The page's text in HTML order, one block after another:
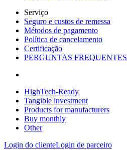
Serviço
Seguro e custos de remessa
Métodos de pagamento
Política de cancelamento
Certificação
PERGUNTAS FREQUENTES
HighTech-Ready
Tangible investment
Products for manufacturers
Buy monthly
Other
Login do clienteLogin de parceiro